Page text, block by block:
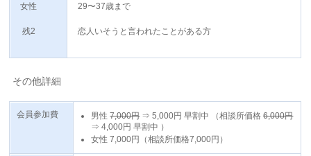
女性
残2
29〜37歳まで
恋人いそうと言われたことがある方
その他詳細
会員参加費 男性7,000円⇒5,000円 早割中 （相談所価格6,000円
⇒4,000円 早割中 ）
女性 7,000円（相談所価格7,000円）